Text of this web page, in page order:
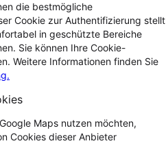
die bestmögliche
Cookie zur Authentifizierung stellt
in geschützte Bereiche
Sie können Ihre Cookie-
Weitere Informationen finden Sie
Maps nutzen möchten,
Cookies dieser Anbieter